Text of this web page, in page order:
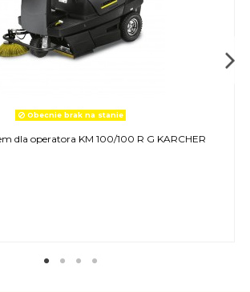
Obecnie brak na stanie
dla operatora KM 100/100 R G KARCHER